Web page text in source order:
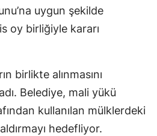
uygun şekilde
oy birliğiyle kararı
birlikte alınmasını
Belediye, mali yükü
kullanılan mülklerdeki
hedefliyor.